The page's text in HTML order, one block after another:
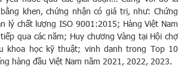
khen, chứng nhận có giá trị, như: Chứng
lý chất lượng ISO 9001:2015; Hàng Việt Nam
qua các năm; Huy chương Vàng tại Hội chợ
khoa học kỹ thuật; vinh danh trong Top 10
hàng đầu Việt Nam năm 2021, 2022, 2023.